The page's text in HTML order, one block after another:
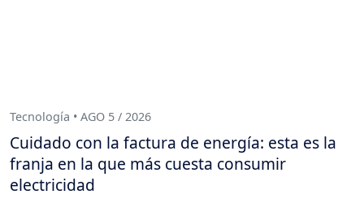
Tecnología • AGO 5 / 2026
Cuidado con la factura de energía: esta es la
franja en la que más cuesta consumir
electricidad